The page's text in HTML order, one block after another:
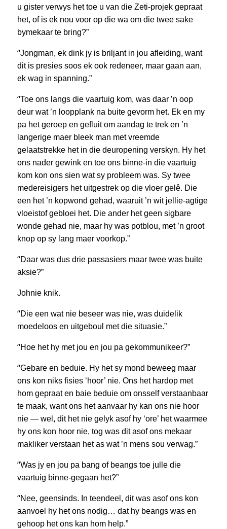
u gister verwys het toe u van die Zeti-projek gepraat
het, of is ek nou voor op die wa om die twee sake
bymekaar te bring?”
“Jongman, ek dink jy is briljant in jou afleiding, want
dit is presies soos ek ook redeneer, maar gaan aan,
ek wag in spanning.”
“Toe ons langs die vaartuig kom, was daar ’n oop
deur wat ’n loopplank na buite gevorm het. Ek en my
pa het geroep en gefluit om aandag te trek en ’n
langerige maer bleek man met vreemde
gelaatstrekke het in die deuropening verskyn. Hy het
ons nader gewink en toe ons binne-in die vaartuig
kom kon ons sien wat sy probleem was. Sy twee
medereisigers het uitgestrek op die vloer gelê. Die
een het ’n kopwond gehad, waaruit ’n wit jellie-agtige
vloeistof gebloei het. Die ander het geen sigbare
wonde gehad nie, maar hy was potblou, met ’n groot
knop op sy lang maer voorkop.”
“Daar was dus drie passasiers maar twee was buite
aksie?”
Johnie knik.
“Die een wat nie beseer was nie, was duidelik
moedeloos en uitgeboul met die situasie.”
“Hoe het hy met jou en jou pa gekommunikeer?”
“Gebare en beduie. Hy het sy mond beweeg maar
ons kon niks fisies ‘hoor’ nie. Ons het hardop met
hom gepraat en baie beduie om onsself verstaanbaar
te maak, want ons het aanvaar hy kan ons nie hoor
nie — wel, dit het nie gelyk asof hy ‘ore’ het waarmee
hy ons kon hoor nie, tog was dit asof ons mekaar
makliker verstaan het as wat ’n mens sou verwag.”
“Was jy en jou pa bang of beangs toe julle die
vaartuig binne-gegaan het?”
“Nee, geensinds. In teendeel, dit was asof ons kon
aanvoel hy het ons nodig… dat hy beangs was en
gehoop het ons kan hom help.”